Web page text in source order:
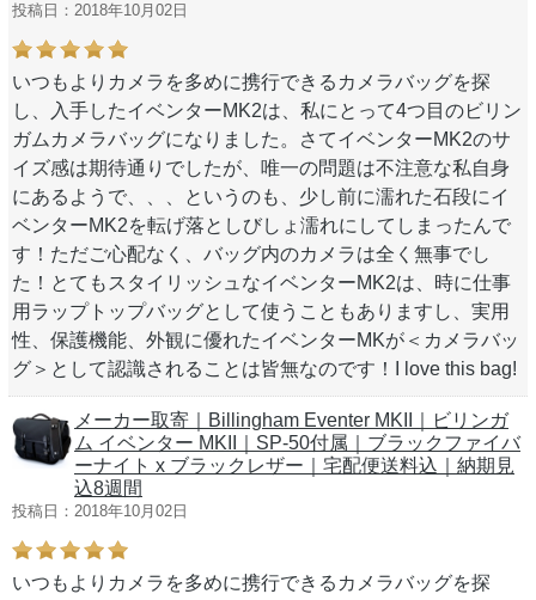
投稿日：2018年10月02日
いつもよりカメラを多めに携行できるカメラバッグを探
し、入手したイベンターMK2は、私にとって4つ目のビリン
ガムカメラバッグになりました。さてイベンターMK2のサ
イズ感は期待通りでしたが、唯一の問題は不注意な私自身
にあるようで、、、というのも、少し前に濡れた石段にイ
ベンターMK2を転げ落としびしょ濡れにしてしまったんで
す！ただご心配なく、バッグ内のカメラは全く無事でし
た！とてもスタイリッシュなイベンターMK2は、時に仕事
用ラップトップバッグとして使うこともありますし、実用
性、保護機能、外観に優れたイベンターMKが＜カメラバッ
グ＞として認識されることは皆無なのです！I love this bag!
メーカー取寄｜Billingham Eventer MKII｜ビリンガ
ム イベンター MKII｜SP-50付属｜ブラックファイバ
ーナイト x ブラックレザー｜宅配便送料込｜納期見
込8週間
投稿日：2018年10月02日
いつもよりカメラを多めに携行できるカメラバッグを探